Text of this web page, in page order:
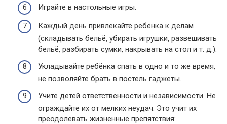
Играйте в настольные игры.
Каждый день привлекайте ребёнка к делам
(складывать бельё, убирать игрушки, развешивать
бельё, разбирать сумки, накрывать на стол и т. д.).
Укладывайте ребёнка спать в одно и то же время,
не позволяйте брать в постель гаджеты.
Учите детей ответственности и независимости. Не
ограждайте их от мелких неудач. Это учит их
преодолевать жизненные препятствия: